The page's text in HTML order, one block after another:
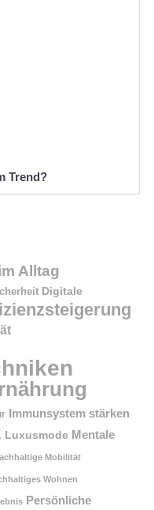
Trend?
Alltag
Digitale
Immunsystem stärken
Luxusmode Mentale
Mobilität
Wohnen
Persönliche